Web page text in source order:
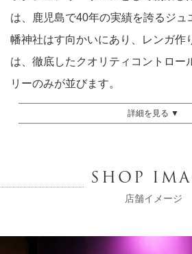
は、鹿児島で40年の実績を誇るジュ
幡神社はす向かいにあり、レンガ作
は、徹底したクオリティコントロー
リーのみが並びます。
そんなジュエリー専門店が厳選した
は、デザインや品質はもちろん、コ
おり、幅広いラインナップを試着で
判。店内には、GIA.G.G（米国宝石
エリーに精通したスタッフが丁寧に
詳細を見る ▼
SHOP
店舗イメージ